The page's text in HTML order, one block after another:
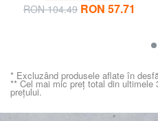
RON 104.49 RON 57.71
* Excluzând produsele aflate în
** Cel mai mic preț total din ultimele
prețului.